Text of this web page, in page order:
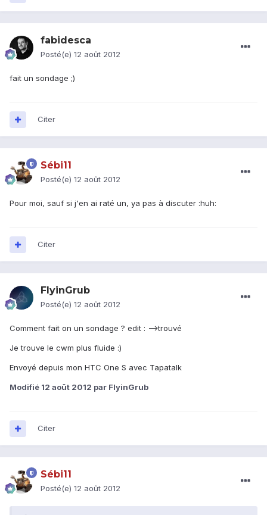
fabidesca
Posté(e) 12 août 2012
fait un sondage ;)
Citer
Sébi11
Posté(e) 12 août 2012
Pour moi, sauf si j'en ai raté un, ya pas à discuter :huh:
Citer
FlyinGrub
Posté(e) 12 août 2012
Comment fait on un sondage ? edit : -->trouvé
Je trouve le cwm plus fluide :)
Envoyé depuis mon HTC One S avec Tapatalk
Modifié 12 août 2012 par FlyinGrub
Citer
Sébi11
Posté(e) 12 août 2012